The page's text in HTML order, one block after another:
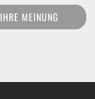
IHRE MEINUNG